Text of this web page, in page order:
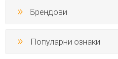
Брендови
Популарни ознаки